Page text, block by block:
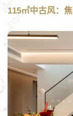
115㎡中古风：焦